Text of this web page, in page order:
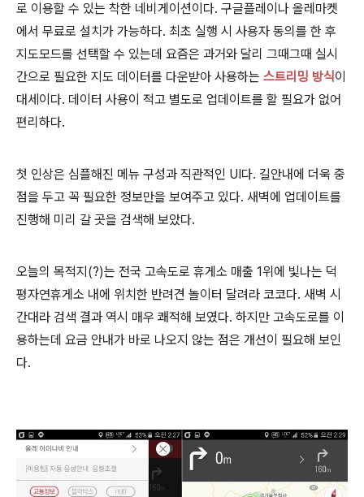
로 이용할 수 있는 착한 네비게이션이다. 구글플레이나 올레마켓
에서 무료로 설치가 가능하다. 최초 실행 시 사용자 동의를 한 후
지도모드를 선택할 수 있는데 요즘은 과거와 달리 그때그때 실시
간으로 필요한 지도 데이터를 다운받아 사용하는 스트리밍 방식 이
대세이다. 데이터 사용이 적고 별도로 업데이트를 할 필요가 없어
편리하다.
첫 인상은 심플해진 메뉴 구성과 직관적인 UI다. 길안내에 더욱 중
점을 두고 꼭 필요한 정보만을 보여주고 있다. 새벽에 업데이트를
진행해 미리 갈 곳을 검색해 보았다.
오늘의 목적지(?)는 전국 고속도로 휴게소 매출 1위에 빛나는 덕
평자연휴게소 내에 위치한 반려견 놀이터 달려라 코코다. 새벽 시
간대라 검색 결과 역시 매우 쾌적해 보였다. 하지만 고속도로를 이
용하는데 요금 안내가 바로 나오지 않는 점은 개선이 필요해 보인
다.